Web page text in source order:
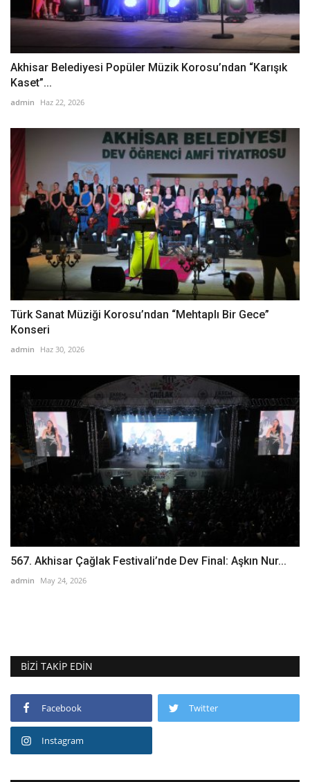
Akhisar Belediyesi Popüler Müzik Korosu’ndan “Karışık
Kaset”...
admin Haz 22, 2026
Türk Sanat Müziği Korosu’ndan “Mehtaplı Bir Gece”
Konseri
admin Haz 30, 2026
567. Akhisar Çağlak Festivali’nde Dev Final: Aşkın Nur...
admin May 24, 2026
BIZI TAKIP EDIN
Facebook Twitter
Instagram